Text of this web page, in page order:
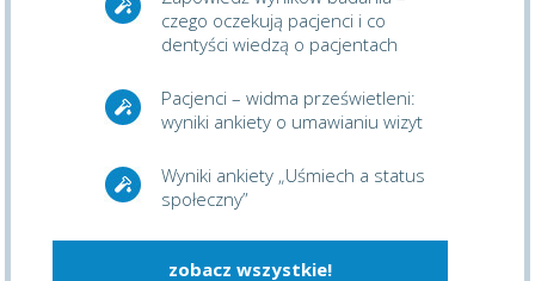
czego oczekują pacjenci i co
dentyści wiedzą o pacjentach
Pacjenci – widma prześwietleni:
wyniki ankiety o umawianiu wizyt
Wyniki ankiety „Uśmiech a status
społeczny”
zobacz wszystkie!